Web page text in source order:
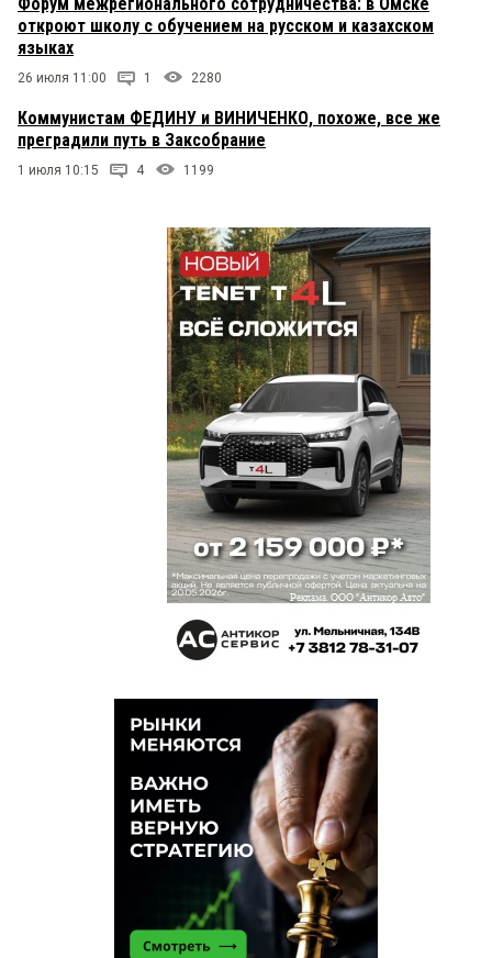
откроют школу с обучением на русском и казахском
языках
26 июля 11:00 1 2280
Коммунистам ФЕДИНУ и ВИНИЧЕНКО, похоже, все же
преградили путь в Заксобрание
1 июля 10:15 4 1199